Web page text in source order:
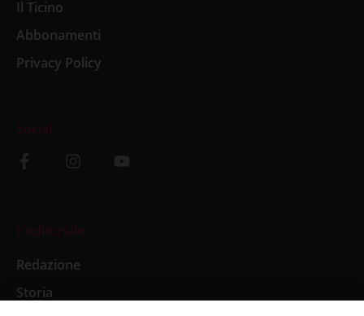
Il Ticino
Abbonamenti
Privacy Policy
Social
L’editoriale
Redazione
Storia